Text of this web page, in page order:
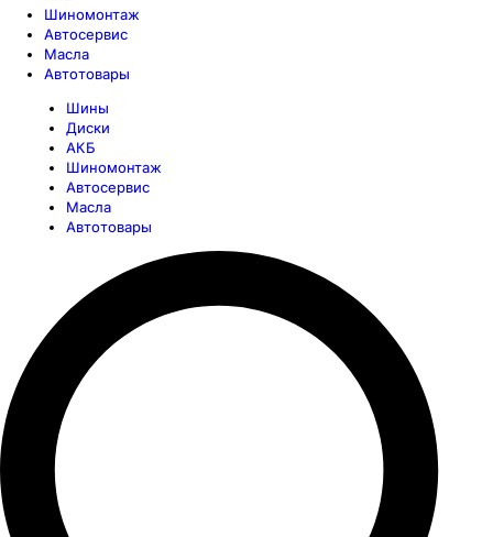
Шиномонтаж
Автосервис
Масла
Автотовары
Шины
Диски
АКБ
Шиномонтаж
Автосервис
Масла
Автотовары